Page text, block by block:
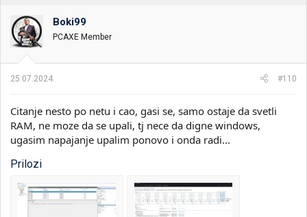
Boki99
PCAXE Member
25.07.2024. #110
Citanje nesto po netu i cao, gasi se, samo ostaje da svetli
RAM, ne moze da se upali, tj nece da digne windows,
ugasim napajanje upalim ponovo i onda radi...
Prilozi